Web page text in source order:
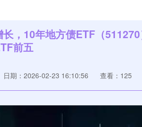
，10年地方债ETF（
前五
日期：2026-02-23 16:10:56 查看：125